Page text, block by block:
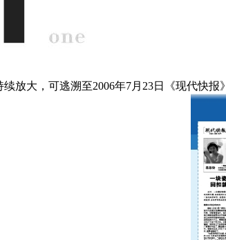
放大，可逃溯至2006年7月23日《现代快